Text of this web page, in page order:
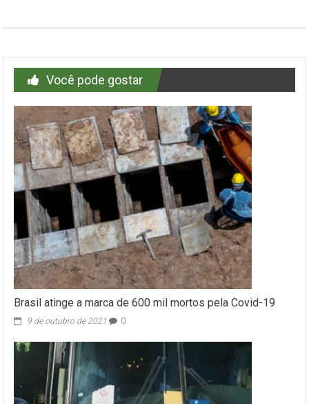
Você pode gostar
Brasil atinge a marca de 600 mil mortos pela Covid-19
9 de outubro de 2021 0